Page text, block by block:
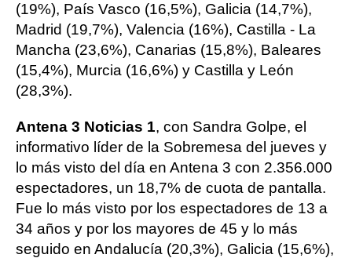
(19%), País Vasco (16,5%), Galicia (14,7%),
Madrid (19,7%), Valencia (16%), Castilla - La
Mancha (23,6%), Canarias (15,8%), Baleares
(15,4%), Murcia (16,6%) y Castilla y León
(28,3%).
Antena 3 Noticias 1, con Sandra Golpe, el
informativo líder de la Sobremesa del jueves y
lo más visto del día en Antena 3 con 2.356.000
espectadores, un 18,7% de cuota de pantalla.
Fue lo más visto por los espectadores de 13 a
34 años y por los mayores de 45 y lo más
seguido en Andalucía (20,3%), Galicia (15,6%),